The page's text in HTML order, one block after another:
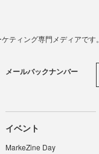
ティング専門メディアです。
メールバックナンバー
イベント
MarkeZine Day